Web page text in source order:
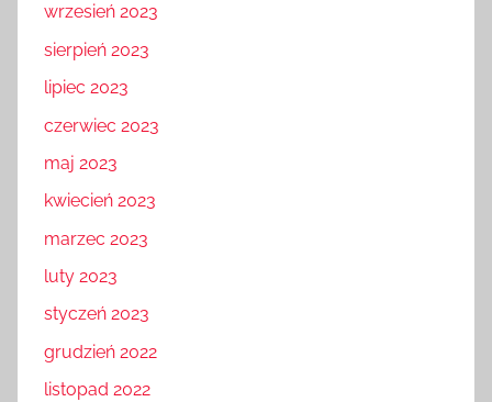
wrzesień 2023
sierpień 2023
lipiec 2023
czerwiec 2023
maj 2023
kwiecień 2023
marzec 2023
luty 2023
styczeń 2023
grudzień 2022
listopad 2022